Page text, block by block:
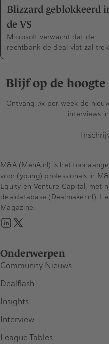
Blizzard geblokkeerd
de VS
Microsoft verwacht dat de
rechtbank de deal vlot zal
Blijf op de
Ontvang 3x per week de
interviews
Onderwerpen
Community Nieuws
Dealflash
Insights
Interview
League Tables
M&A (MenA.nl) is het
voor (young) professionals in
Equity en Venture Capital, met
dealdatabase (Dealmaker.nl),
Magazine.